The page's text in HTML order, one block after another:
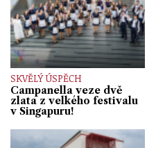
SKVĚLÝ ÚSPĚCH
Campanella veze dvě
zlata z velkého festivalu
v Singapuru!